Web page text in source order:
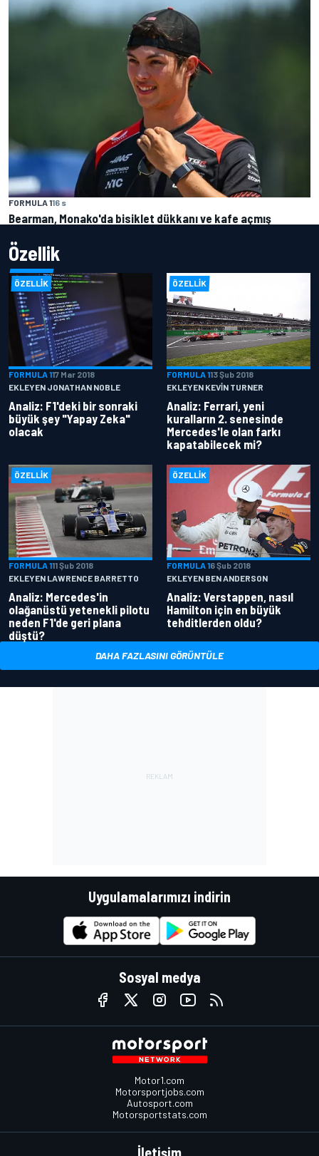
FORMULA 116 s
Bearman, Monako'da bisiklet dükkanı ve kafe açmış
Özellik
ÖZELLIK
FORMULA 117 Mar 2018
EKLEYEN JONATHAN NOBLE
Analiz: F1'deki bir sonraki
büyük şey "Yapay Zeka"
olacak
ÖZELLIK
FORMULA 113 Şub 2018
EKLEYEN KEVIN TURNER
Analiz: Ferrari, yeni
kuralların 2. senesinde
Mercedes'le olan farkı
kapatabilecek mi?
ÖZELLIK
FORMULA 111 Şub 2018
EKLEYEN LAWRENCE BARRETTO
Analiz: Mercedes'in
olağanüstü yetenekli pilotu
neden F1'de geri plana
düştü?
ÖZELLIK
FORMULA 16 Şub 2018
EKLEYEN BEN ANDERSON
Analiz: Verstappen, nasıl
Hamilton için en büyük
tehditlerden oldu?
DAHA FAZLASINI GÖRÜNTÜLE
Uygulamalarımızı indirin
Sosyal medya
Motor1.com
Motorsportjobs.com
Autosport.com
Motorsportstats.com
İletişim